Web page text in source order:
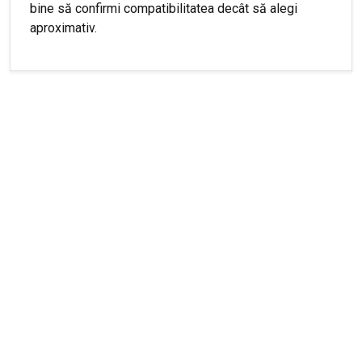
bine să confirmi compatibilitatea decât să alegi
aproximativ.